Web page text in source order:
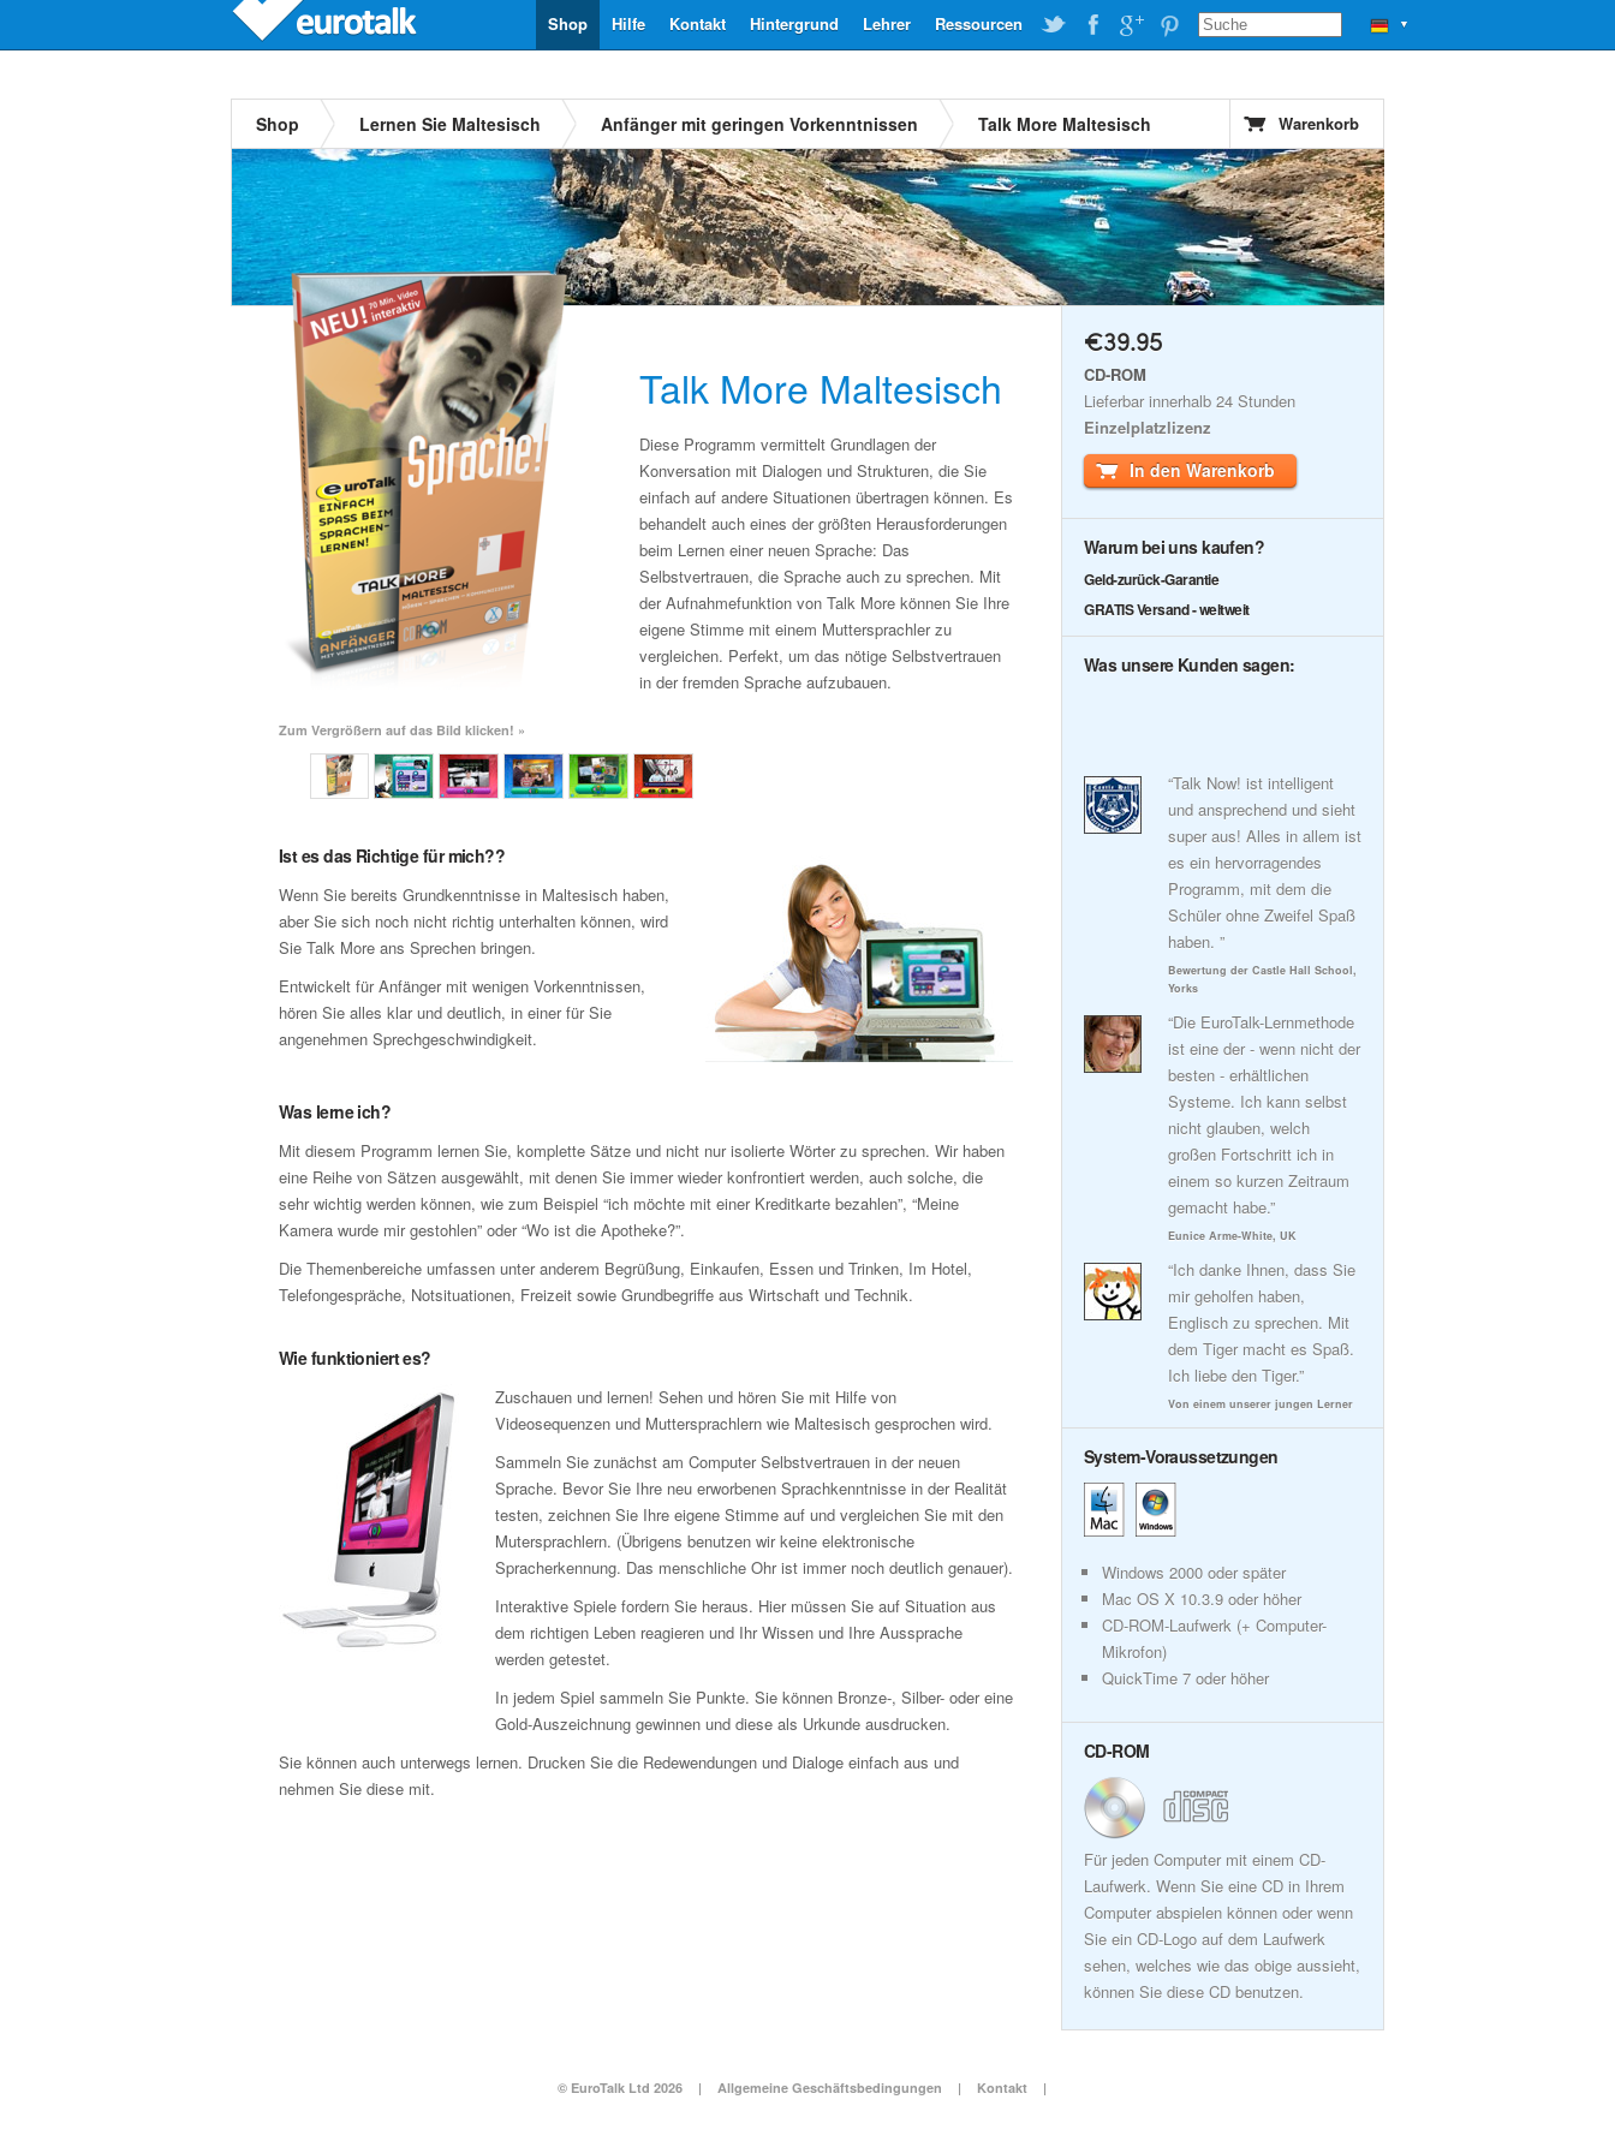
▼
Ressourcen
Lehrer
Hintergrund
Kontakt
Hilfe
Shop
Shop Lernen Sie Maltesisch Anfänger mit geringen Vorkenntnissen Talk More Maltesisch Warenkorb
Talk More Maltesisch
Diese Programm vermittelt Grundlagen der
Konversation mit Dialogen und Strukturen, die Sie
einfach auf andere Situationen übertragen können. Es
behandelt auch eines der größten Herausforderungen
beim Lernen einer neuen Sprache: Das
Selbstvertrauen, die Sprache auch zu sprechen. Mit
der Aufnahmefunktion von Talk More können Sie Ihre
eigene Stimme mit einem Muttersprachler zu
vergleichen. Perfekt, um das nötige Selbstvertrauen
in der fremden Sprache aufzubauen.
Zum Vergrößern auf das Bild klicken! »
Ist es das Richtige für mich??
Wenn Sie bereits Grundkenntnisse in Maltesisch haben,
aber Sie sich noch nicht richtig unterhalten können, wird
Sie Talk More ans Sprechen bringen.
Entwickelt für Anfänger mit wenigen Vorkenntnissen,
hören Sie alles klar und deutlich, in einer für Sie
angenehmen Sprechgeschwindigkeit.
Was lerne ich?
Mit diesem Programm lernen Sie, komplette Sätze und nicht nur isolierte Wörter zu sprechen. Wir haben
eine Reihe von Sätzen ausgewählt, mit denen Sie immer wieder konfrontiert werden, auch solche, die
sehr wichtig werden können, wie zum Beispiel “ich möchte mit einer Kreditkarte bezahlen”, “Meine
Kamera wurde mir gestohlen” oder “Wo ist die Apotheke?”.
Die Themenbereiche umfassen unter anderem Begrüßung, Einkaufen, Essen und Trinken, Im Hotel,
Telefongespräche, Notsituationen, Freizeit sowie Grundbegriffe aus Wirtschaft und Technik.
Wie funktioniert es?
Zuschauen und lernen! Sehen und hören Sie mit Hilfe von
Videosequenzen und Muttersprachlern wie Maltesisch gesprochen wird.
Sammeln Sie zunächst am Computer Selbstvertrauen in der neuen
Sprache. Bevor Sie Ihre neu erworbenen Sprachkenntnisse in der Realität
testen, zeichnen Sie Ihre eigene Stimme auf und vergleichen Sie mit den
Mutersprachlern. (Übrigens benutzen wir keine elektronische
Spracherkennung. Das menschliche Ohr ist immer noch deutlich genauer).
Interaktive Spiele fordern Sie heraus. Hier müssen Sie auf Situation aus
dem richtigen Leben reagieren und Ihr Wissen und Ihre Aussprache
werden getestet.
In jedem Spiel sammeln Sie Punkte. Sie können Bronze-, Silber- oder eine
Gold-Auszeichnung gewinnen und diese als Urkunde ausdrucken.
Sie können auch unterwegs lernen. Drucken Sie die Redewendungen und Dialoge einfach aus und
nehmen Sie diese mit.
€39.95
CD-ROM
Lieferbar innerhalb 24 Stunden
Einzelplatzlizenz
In den Warenkorb
Warum bei uns kaufen?
Geld-zurück-Garantie
GRATIS Versand - weltweit
Was unsere Kunden sagen:
“Talk Now! ist intelligent
und ansprechend und sieht
super aus! Alles in allem ist
es ein hervorragendes
Programm, mit dem die
Schüler ohne Zweifel Spaß
haben. ”
Bewertung der Castle Hall School,
Yorks
“Die EuroTalk-Lernmethode
ist eine der - wenn nicht der
besten - erhältlichen
Systeme. Ich kann selbst
nicht glauben, welch
großen Fortschritt ich in
einem so kurzen Zeitraum
gemacht habe.”
Eunice Arme-White, UK
“Ich danke Ihnen, dass Sie
mir geholfen haben,
Englisch zu sprechen. Mit
dem Tiger macht es Spaß.
Ich liebe den Tiger.”
Von einem unserer jungen Lerner
System-Voraussetzungen
Windows 2000 oder später
Mac OS X 10.3.9 oder höher
CD-ROM-Laufwerk (+ Computer-
Mikrofon)
QuickTime 7 oder höher
CD-ROM
Für jeden Computer mit einem CD-
Laufwerk. Wenn Sie eine CD in Ihrem
Computer abspielen können oder wenn
Sie ein CD-Logo auf dem Laufwerk
sehen, welches wie das obige aussieht,
können Sie diese CD benutzen.
© EuroTalk Ltd 2026 | Allgemeine Geschäftsbedingungen | Kontakt |